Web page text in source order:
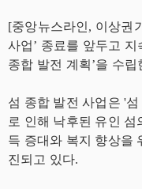
[중앙뉴스라인, 이상권
사업’ 종료를 앞두고
종합 발전 계획’을 수립
섬 종합 발전 사업은 '
로 인해 낙후된 유인
득 증대와 복지 향상을
진되고 있다.